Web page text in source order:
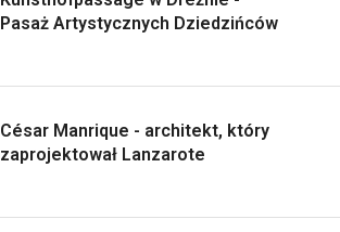
Pasaż Artystycznych Dziedzińców
César Manrique - architekt, który
zaprojektował Lanzarote